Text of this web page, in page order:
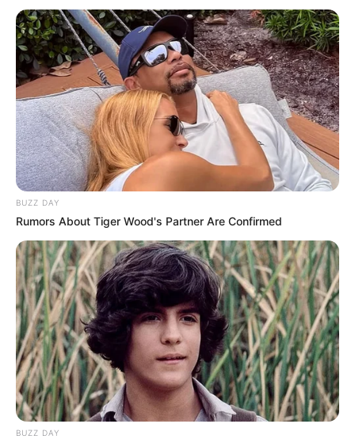
BUZZ DAY
Rumors About Tiger Wood's Partner Are Confirmed
BUZZ DAY